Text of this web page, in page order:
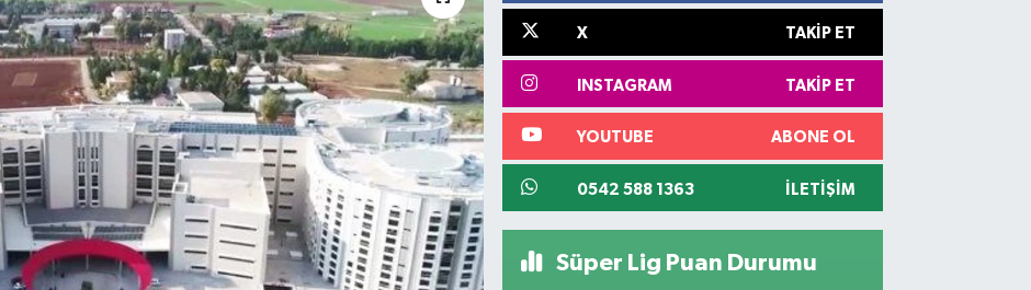
X TAKIP ET
INSTAGRAM TAKIP ET
YOUTUBE ABONE OL
0542 588 1363 İLETIŞIM
Süper Lig Puan Durumu